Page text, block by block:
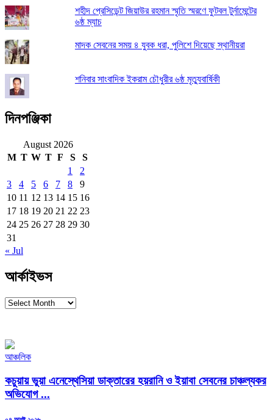
শহীদ প্রেসিডেন্ট জিয়াউর রহমান স্মৃতি স্মরণে ফুটবল টুর্নামেন্টের
৬ষ্ঠ ম্যাচ
মাদক সেবনের সময় ৪ যুবক ধরা, পুলিশে দিয়েছে স্থানীয়রা
শনিবার সাংবাদিক ইকরাম চৌধুরীর ৬ষ্ঠ মৃত্যুবার্ষিকী
দিনপঞ্জিকা
August 2026
M T W T F S
S
1
2
3
4 5 6 7 8
9
10 11 12 13 14 15 16
17 18 19 20 21 22 23
24 25 26 27 28 29 30
31
« Jul
আর্কাইভস
আর্কাইভস
আঞ্চলিক
কচুয়ায় ভুয়া এনেস্থেসিয়া ডাক্তারের হয়রানি ও ইয়াবা সেবনের চাঞ্চল্যকর
অভিযোগ ...